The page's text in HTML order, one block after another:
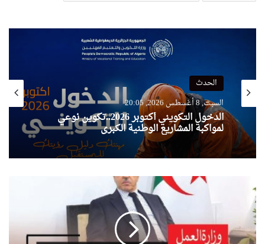
الحدث
السبت, 8 أغسطس 2026, 20:05
الدخول التكويني أكتوبر 2026..تكوين نوعي
لمواكبة المشاريع الوطنية الكبرى
يشارك
في
أشغال
الدورة